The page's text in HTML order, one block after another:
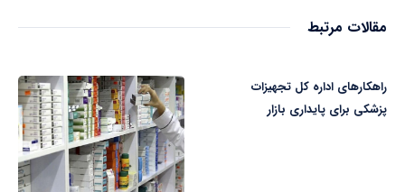
مقالات مرتبط
راهکارهای اداره کل تجهیزات
پزشکی برای پایداری بازار